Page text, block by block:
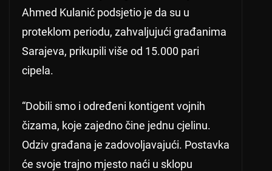
Ahmed Kulanić podsjetio je da su u
proteklom periodu, zahvaljujući građanima
Sarajeva, prikupili više od 15.000 pari
cipela.
“Dobili smo i određeni kontigent vojnih
čizama, koje zajedno čine jednu cjelinu.
Odziv građana je zadovoljavajući. Postavka
će svoje trajno mjesto naći u sklopu